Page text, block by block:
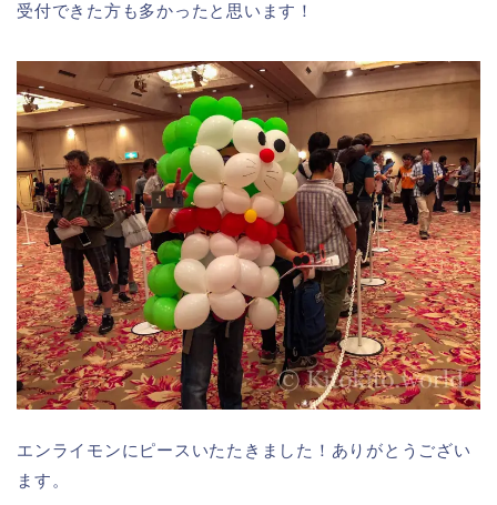
受付できた方も多かったと思います！
エンライモンにピースいたたきました！ありがとうござい
ます。